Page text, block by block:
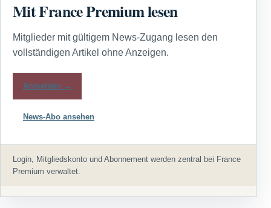
Mit France Premium lesen
Mitglieder mit gültigem News-Zugang lesen den
vollständigen Artikel ohne Anzeigen.
Anmelden →
News-Abo ansehen
Login, Mitgliedskonto und Abonnement werden zentral bei France
Premium verwaltet.